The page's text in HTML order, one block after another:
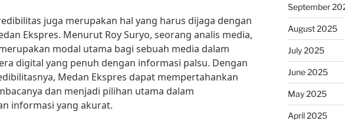
juga merupakan hal yang harus dijaga dengan
Ekspres. Menurut Roy Suryo, seorang analis media,
modal utama bagi sebuah media dalam
digital yang penuh dengan informasi palsu. Dengan
Medan Ekspres dapat mempertahankan
dan menjadi pilihan utama dalam
informasi yang akurat.
September
August 2025
July 2025
June 2025
May 2025
April 2025